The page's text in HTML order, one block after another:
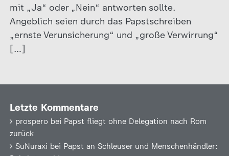
mit „Ja“ oder „Nein“ antworten sollte.
Angeblich seien durch das Papstschreiben
„ernste Verunsicherung“ und „große Verwirrung“
[…]
Letzte Kommentare
prospero bei Papst fliegt ohne Delegation nach Rom
zurück
SuNuraxi bei Papst an Schleuser und Menschenhändler: